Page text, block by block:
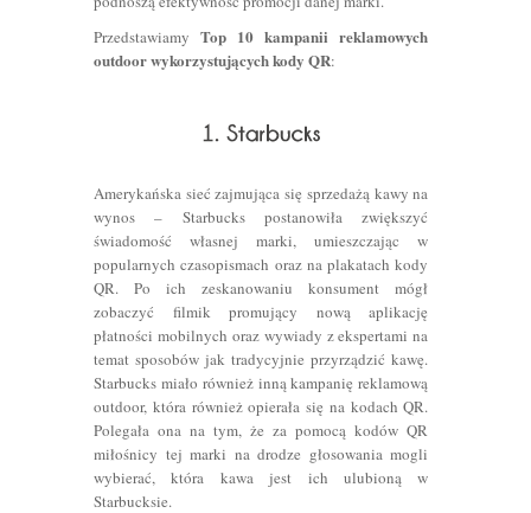
PrzedstawiamyTop 10 kampanii reklamowych
outdoor wykorzystujących kody QR:
Amerykańska sieć zajmująca się sprzedażą kawy na
wynos – Starbucks postanowiła zwiększyć
świadomość własnej marki, umieszczając w
popularnych czasopismach oraz na plakatach kody
QR. Po ich zeskanowaniu konsument mógł
zobaczyć filmik promujący nową aplikację
płatności mobilnych oraz wywiady z ekspertami na
temat sposobów jak tradycyjnie przyrządzić kawę.
Starbucks miało również inną kampanię reklamową
outdoor, która również opierała się na kodach QR.
Polegała ona na tym, że za pomocą kodów QR
miłośnicy tej marki na drodze głosowania mogli
wybierać, która kawa jest ich ulubioną w
Starbucksie.